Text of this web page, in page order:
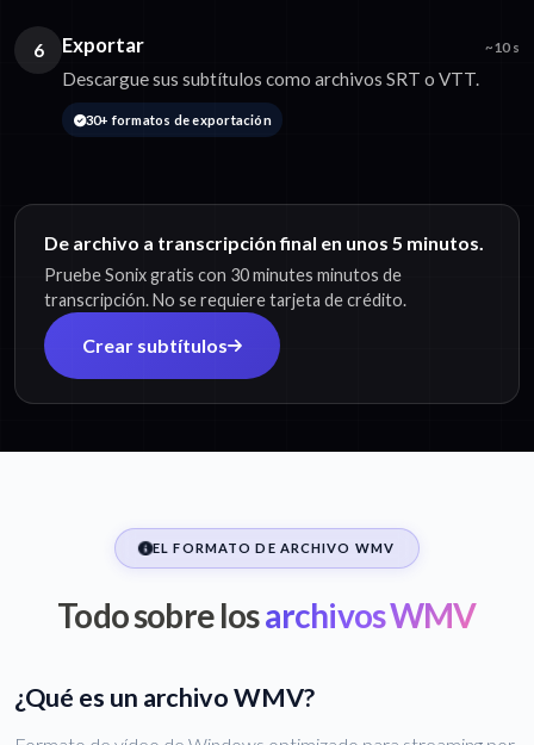
6 Exportar ~10 s
Descargue sus subtítulos como archivos SRT o VTT.
30+ formatos de exportación
De archivo a transcripción final en unos 5 minutos.
Pruebe Sonix gratis con 30 minutes minutos de
transcripción. No se requiere tarjeta de crédito.
Crear subtítulos
EL FORMATO DE ARCHIVO WMV
Todo sobre losarchivos WMV
¿Qué es un archivo WMV?